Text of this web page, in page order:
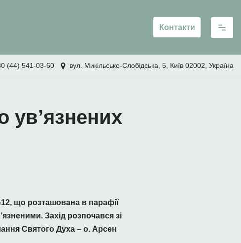
Контакти
(44) 541-03-60 вул. Микільсько-Слобідська, 5, Київ 02002, Україна
ув’язнених
що розташована в парафії
Захід розпочався зі
Святого Духа – о. Арсен